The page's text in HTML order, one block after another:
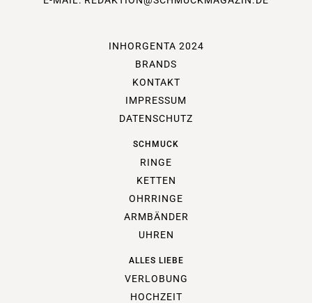
INHORGENTA 2024
BRANDS
KONTAKT
IMPRESSUM
DATENSCHUTZ
SCHMUCK
RINGE
KETTEN
OHRRINGE
ARMBÄNDER
UHREN
ALLES LIEBE
VERLOBUNG
HOCHZEIT